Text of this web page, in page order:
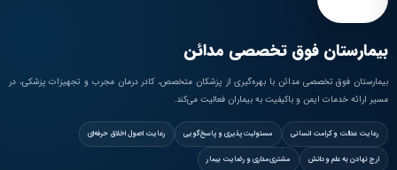
بیمارستان فوق تخصصی مدائن
بیمارستان فوق تخصصی مدائن با بهره‌گیری از پزشکان متخصص، کادر درمان مجرب و تجهیزات پزشکی، در
مسیر ارائه خدمات ایمن و باکیفیت به بیماران فعالیت می‌کند.
رعایت عدالت و کرامت انسانی مسئولیت‌پذیری و پاسخ‌گویی رعایت اصول اخلاق حرفه‌ای
ارج نهادن به علم و دانش مشتری‌مداری و رضایت بیمار